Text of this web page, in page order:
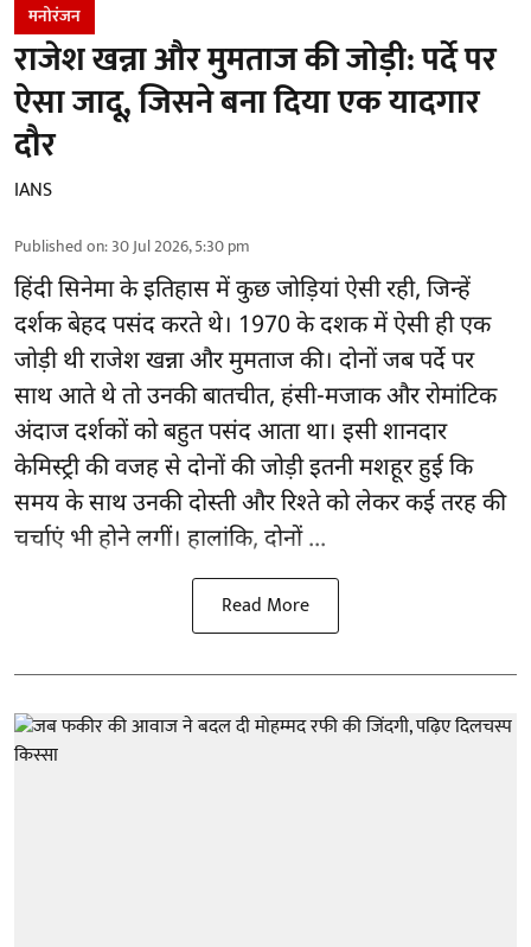
मनोरंजन
राजेश खन्ना और मुमताज की जोड़ी: पर्दे पर
ऐसा जादू, जिसने बना दिया एक यादगार
दौर
IANS
Published on:30 Jul 2026, 5:30 pm
हिंदी सिनेमा के इतिहास में कुछ जोड़ियां ऐसी रही, जिन्हें
दर्शक बेहद पसंद करते थे। 1970 के दशक में ऐसी ही एक
जोड़ी थी राजेश खन्ना और मुमताज की। दोनों जब पर्दे पर
साथ आते थे तो उनकी बातचीत, हंसी-मजाक और रोमांटिक
अंदाज दर्शकों को बहुत पसंद आता था। इसी शानदार
केमिस्ट्री की वजह से दोनों की जोड़ी इतनी मशहूर हुई कि
समय के साथ उनकी दोस्ती और रिश्ते को लेकर कई तरह की
चर्चाएं भी होने लगीं। हालांकि, दोनों ...
Read More